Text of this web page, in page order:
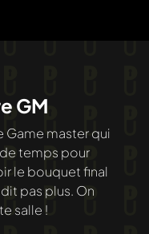
GM
Game master qui
temps pour
le bouquet final
pas plus. On
salle !